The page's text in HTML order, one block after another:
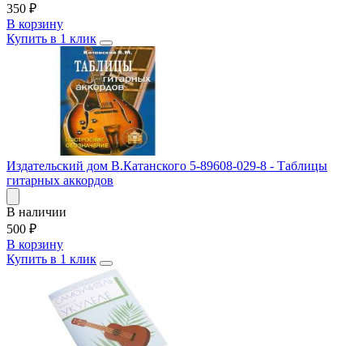
350 ₽
В корзину
Купить в 1 клик
Издательский дом В.Катанского 5-89608-029-8 - Таблицы
гитарных аккордов
В наличии
500 ₽
В корзину
Купить в 1 клик